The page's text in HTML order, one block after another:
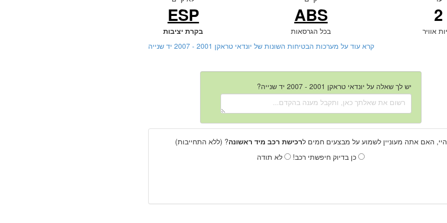
2
אוויר
ABS
בכל הגרסאות
ESP
בקרת יציבות
קרא עוד על מערכות הבטיחות השונות של יונדאי טראקן 2001 - 2007 יד שנייה
יש לך שאלה על יונדאי טראקן 2001 - 2007 יד שנייה?
היי, האם אתה מעוניין לשמוע על מבצעים חמים לרכישת רכב מיד ראשונה? (ללא התחייבות)
כן בדיוק חיפשתי רכב!
לא תודה